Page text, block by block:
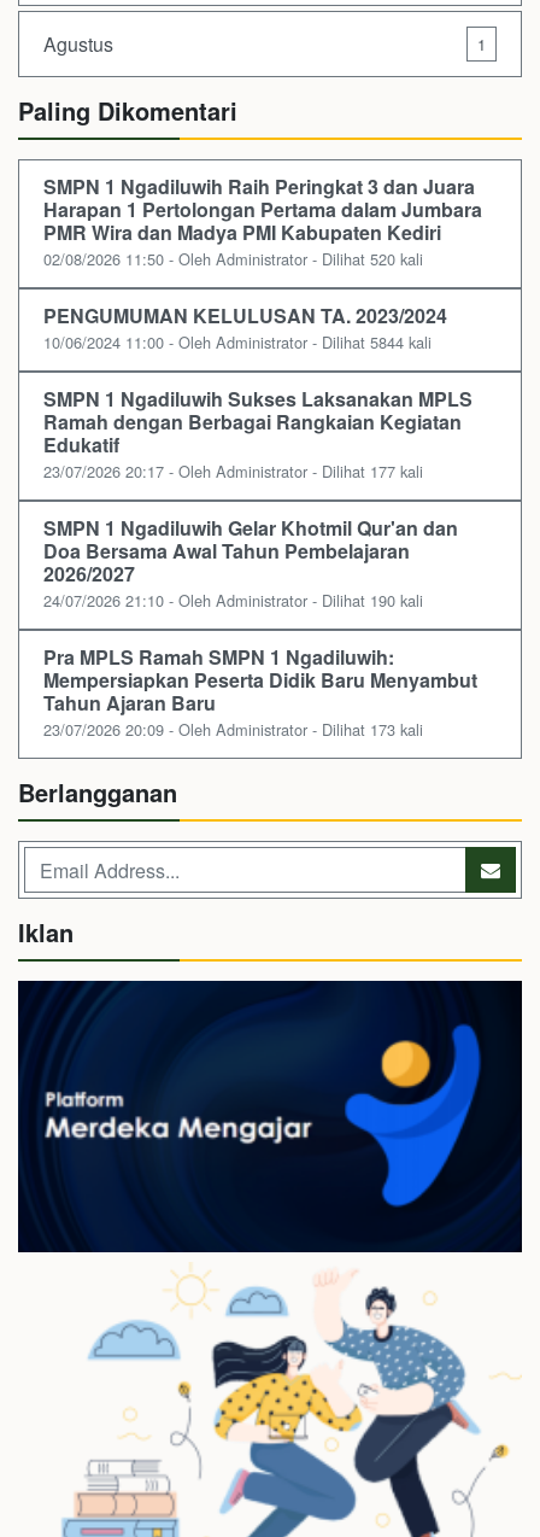
Agustus 1
Paling Dikomentari
SMPN 1 Ngadiluwih Raih Peringkat 3 dan Juara
Harapan 1 Pertolongan Pertama dalam Jumbara
PMR Wira dan Madya PMI Kabupaten Kediri
02/08/2026 11:50 - Oleh Administrator - Dilihat 520 kali
PENGUMUMAN KELULUSAN TA. 2023/2024
10/06/2024 11:00 - Oleh Administrator - Dilihat 5844 kali
SMPN 1 Ngadiluwih Sukses Laksanakan MPLS
Ramah dengan Berbagai Rangkaian Kegiatan
Edukatif
23/07/2026 20:17 - Oleh Administrator - Dilihat 177 kali
SMPN 1 Ngadiluwih Gelar Khotmil Qur'an dan
Doa Bersama Awal Tahun Pembelajaran
2026/2027
24/07/2026 21:10 - Oleh Administrator - Dilihat 190 kali
Pra MPLS Ramah SMPN 1 Ngadiluwih:
Mempersiapkan Peserta Didik Baru Menyambut
Tahun Ajaran Baru
23/07/2026 20:09 - Oleh Administrator - Dilihat 173 kali
Berlangganan
Iklan